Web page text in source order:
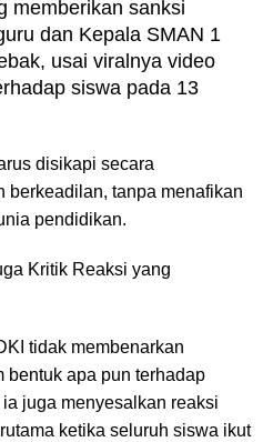
memberikan sanksi
dan Kepala SMAN 1
usai viralnya video
siswa pada 13
disikapi secara
berkeadilan, tanpa menafikan
pendidikan.
Kritik Reaksi yang
tidak membenarkan
bentuk apa pun terhadap
juga menyesalkan reaksi
ketika seluruh siswa ikut